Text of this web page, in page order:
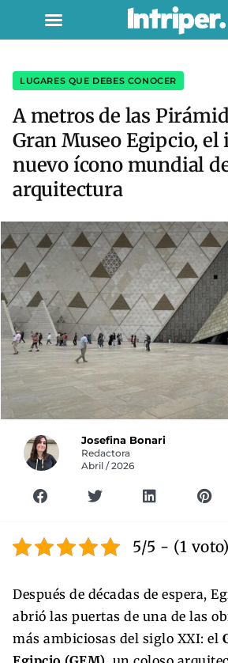
LUGARES QUE DEBES CONOCER
A metros de las
Gran Museo Egipcio,
nuevo ícono mundial
arquitectura
Josefina Bonari
Redactora
Abril / 2026
5/5 - (1 voto)
Después de décadas de espera,
abrió las puertas de una de las
más ambiciosas del siglo XXI: el